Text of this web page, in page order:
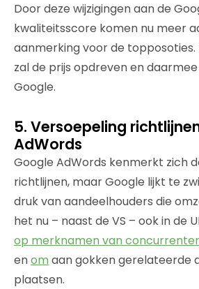
Door deze wijzigingen aan de
kwaliteitsscore komen nu meer
aanmerking voor de
zal de prijs opdreven en
Google.
5. Versoepeling
AdWords
Google AdWords kenmerkt zich
richtlijnen, maar Google lijkt te
druk van aandeelhouders die
het nu – naast de VS – ook in de
op merknamen van
enom aan gokken gerelateerde
plaatsen.